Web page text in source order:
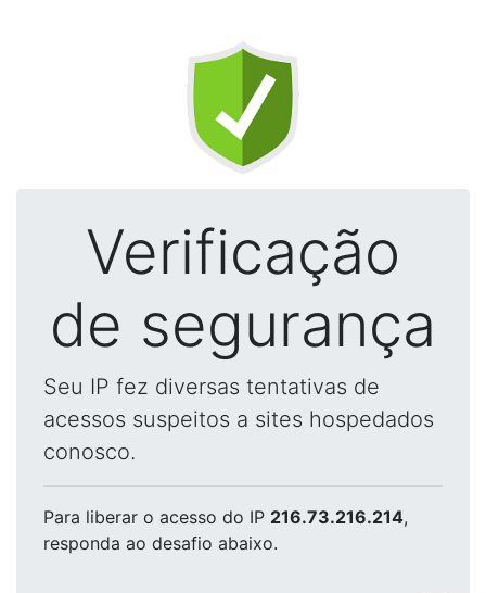
Verificação
de segurança
Seu IP fez diversas tentativas de
acessos suspeitos a sites hospedados
conosco.
Para liberar o acesso do IP 216.73.216.214,
responda ao desafio abaixo.